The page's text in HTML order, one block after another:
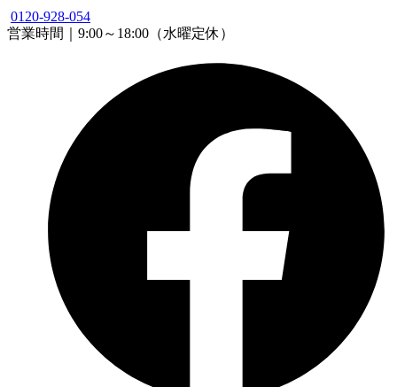
0120-928-054
営業時間｜9:00～18:00（水曜定休）